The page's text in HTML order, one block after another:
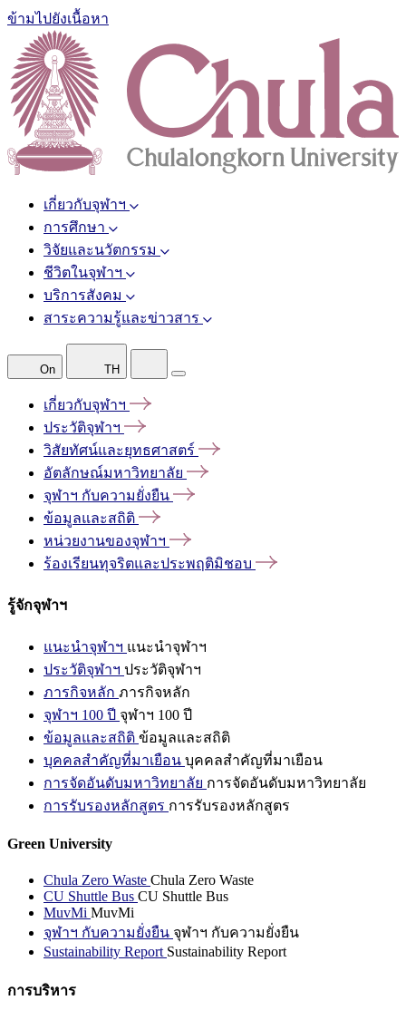
ข้ามไปยังเนื้อหา
เกี่ยวกับจุฬาฯ
การศึกษา
วิจัยและนวัตกรรม
ชีวิตในจุฬาฯ
บริการสังคม
สาระความรู้และข่าวสาร
On TH
เกี่ยวกับจุฬาฯ
ประวัติจุฬาฯ
วิสัยทัศน์และยุทธศาสตร์
อัตลักษณ์มหาวิทยาลัย
จุฬาฯ กับความยั่งยืน
ข้อมูลและสถิติ
หน่วยงานของจุฬาฯ
ร้องเรียนทุจริตและประพฤติมิชอบ
รู้จักจุฬาฯ
แนะนำจุฬาฯ แนะนำจุฬาฯ
ประวัติจุฬาฯ ประวัติจุฬาฯ
ภารกิจหลัก ภารกิจหลัก
จุฬาฯ 100 ปี จุฬาฯ 100 ปี
ข้อมูลและสถิติ ข้อมูลและสถิติ
บุคคลสำคัญที่มาเยือน บุคคลสำคัญที่มาเยือน
การจัดอันดับมหาวิทยาลัย การจัดอันดับมหาวิทยาลัย
การรับรองหลักสูตร การรับรองหลักสูตร
Green University
Chula Zero Waste Chula Zero Waste
CU Shuttle Bus CU Shuttle Bus
MuvMi MuvMi
จุฬาฯ กับความยั่งยืน จุฬาฯ กับความยั่งยืน
Sustainability Report Sustainability Report
การบริหาร